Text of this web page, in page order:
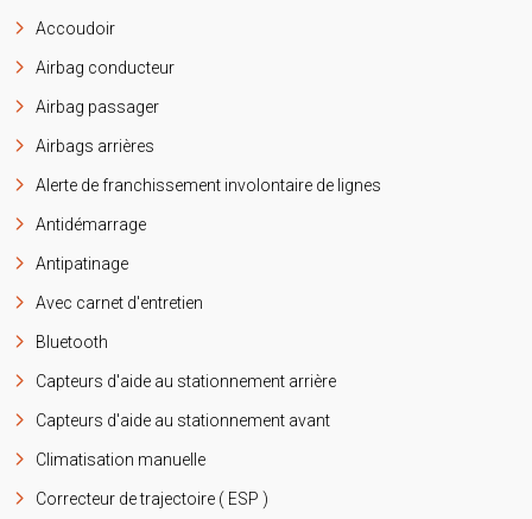
Accoudoir
Airbag conducteur
Airbag passager
Airbags arrières
Alerte de franchissement involontaire de lignes
Antidémarrage
Antipatinage
Avec carnet d'entretien
Bluetooth
Capteurs d'aide au stationnement arrière
Capteurs d'aide au stationnement avant
Climatisation manuelle
Correcteur de trajectoire ( ESP )